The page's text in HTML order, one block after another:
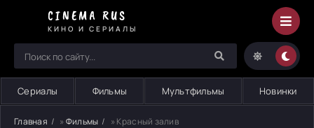
CINEMA RUS
КИНО И СЕРИАЛЫ
Сериалы Фильмы Мультфильмы Новинки
Главная » Фильмы » Красный залив